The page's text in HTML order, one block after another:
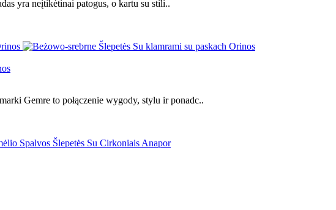
yra neįtikėtinai patogus, o kartu su stili..
Gemre to połączenie wygody, stylu ir ponadc..